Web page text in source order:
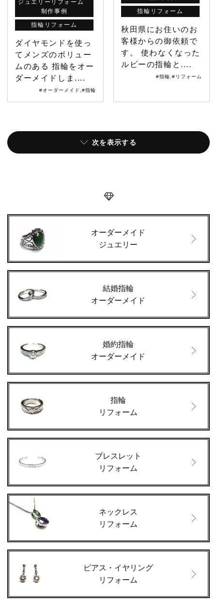
ジュエリーリフォーム
制作事例
指輪リフォーム
ダイヤモンドを使っ
てメンズのボリュー
ムのある 指輪をオー
ダーメイドしま....
#オーダーメイド #指輪
指輪リフォーム
秋田県にお住いのお
客様からの御依頼で
す。 使わなくなった
ルビーの指輪と....
#指輪 #リフォーム
次を表示する
オーダーメイド
ジュエリー
結婚指輪
オーダーメイド
婚約指輪
オーダーメイド
指輪
リフォーム
ブレスレット
リフォーム
ネックレス
リフォーム
ピアス・イヤリング
リフォーム